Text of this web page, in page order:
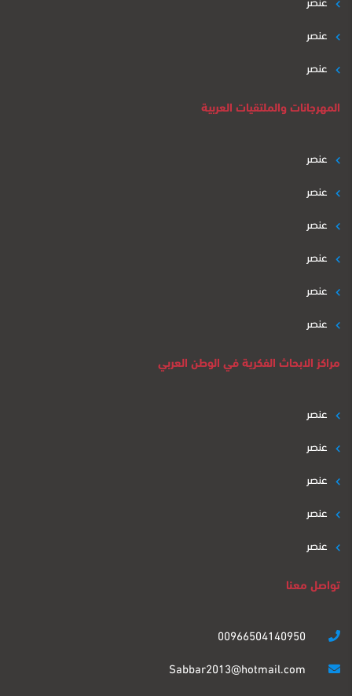
عنصر
عنصر
المهرجانات والملتقيات العربية
عنصر
عنصر
عنصر
عنصر
عنصر
عنصر
مراكز الابحاث الفكرية في الوطن العربي
عنصر
عنصر
عنصر
عنصر
عنصر
تواصل معنا